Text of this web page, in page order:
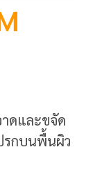
ดและขจัด
รกบนพื้นผิว